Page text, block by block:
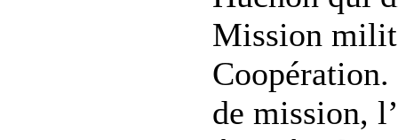
Mission
de mission,